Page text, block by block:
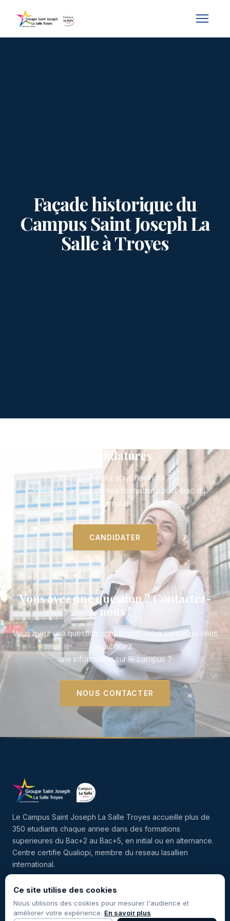
Façade historique du
Campus Saint Joseph La
Salle à Troyes
Candidatures
Vous souhaitez nous rejoindre ?
Candidatez à l'une de nos formations post-bac du
Campus.
CANDIDATER
Vous avez une question ? Contactez-
nous !
Vous avez une question concernant votre cursus ou vous
souhaitez
une information sur le campus ?
NOUS CONTACTER
Le Campus Saint Joseph La Salle Troyes accueille plus de
350 etudiants chaque annee dans des formations
superieures du Bac+2 au Bac+5, en initial ou en alternance.
Centre certifie Qualiopi, membre du reseau lasallien
international.
Ce site utilise des cookies
Nous utilisons des cookies pour mesurer l'audience et
améliorer votre expérience. En savoir plus